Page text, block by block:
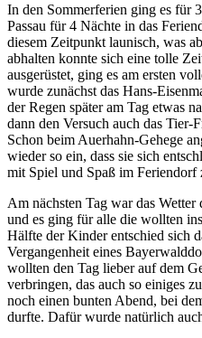
In den Sommerferien ging es für
Passau für 4 Nächte in das
diesem Zeitpunkt launisch, was
abhalten konnte sich eine tolle
ausgerüstet, ging es am ersten
wurde zunächst das Hans-
der Regen später am Tag etwas
dann den Versuch auch das Tier-
Schon beim Auerhahn-Gehege
wieder so ein, dass sie sich
mit Spiel und Spaß im Feriendorf
Am nächsten Tag war das Wetter
und es ging für alle die wollten
Hälfte der Kinder entschied sich
Vergangenheit eines
wollten den Tag lieber auf dem
verbringen, das auch so einiges
noch einen bunten Abend, bei
durfte. Dafür wurde natürlich